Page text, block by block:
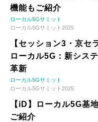
機能もご紹介
ローカル5Gサミット
ローカル5Gサミット2025
【セッション3・京セ
ローカル5G：新シス
革新
ローカル5Gサミット
ローカル5Gサミット2025
【iD】ローカル5G基
ご紹介